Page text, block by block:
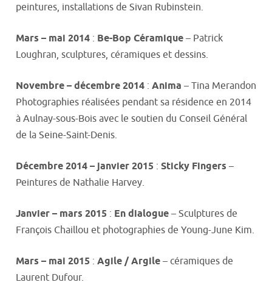
peintures, installations de Sivan Rubinstein.
Mars – mai 2014 : Be-Bop Céramique – Patrick
Loughran, sculptures, céramiques et dessins.
Novembre – décembre 2014 : Anima – Tina Merandon
Photographies réalisées pendant sa résidence en 2014
à Aulnay-sous-Bois avec le soutien du Conseil Général
de la Seine-Saint-Denis.
Décembre 2014 – janvier 2015 : Sticky Fingers –
Peintures de Nathalie Harvey.
Janvier – mars 2015 : En dialogue – Sculptures de
François Chaillou et photographies de Young-June Kim.
Mars – mai 2015 : Agile / Argile – céramiques de
Laurent Dufour.